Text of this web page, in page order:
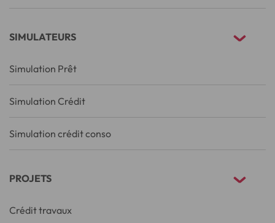
SIMULATEURS
Simulation Prêt
Simulation Crédit
Simulation crédit conso
PROJETS
Crédit travaux